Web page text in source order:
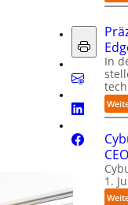
In
CEO
1.